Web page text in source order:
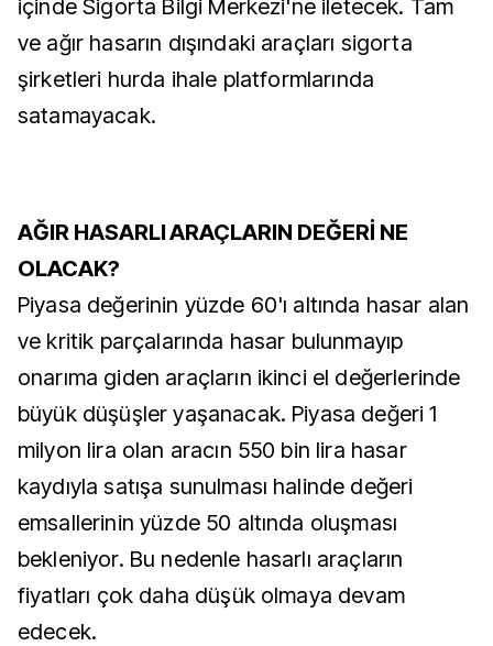
içinde Sigorta Bilgi Merkezi'ne iletecek. Tam
ve ağır hasarın dışındaki araçları sigorta
şirketleri hurda ihale platformlarında
satamayacak.
AĞIR HASARLI ARAÇLARIN DEĞERİ NE
OLACAK?
Piyasa değerinin yüzde 60'ı altında hasar alan
ve kritik parçalarında hasar bulunmayıp
onarıma giden araçların ikinci el değerlerinde
büyük düşüşler yaşanacak. Piyasa değeri 1
milyon lira olan aracın 550 bin lira hasar
kaydıyla satışa sunulması halinde değeri
emsallerinin yüzde 50 altında oluşması
bekleniyor. Bu nedenle hasarlı araçların
fiyatları çok daha düşük olmaya devam
edecek.